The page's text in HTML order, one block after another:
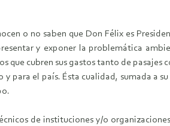
o no saben que Don Félix es
y exponer la problemática
que cubren sus gastos tanto de
para el país. Ésta cualidad, sumada a
de instituciones y/o